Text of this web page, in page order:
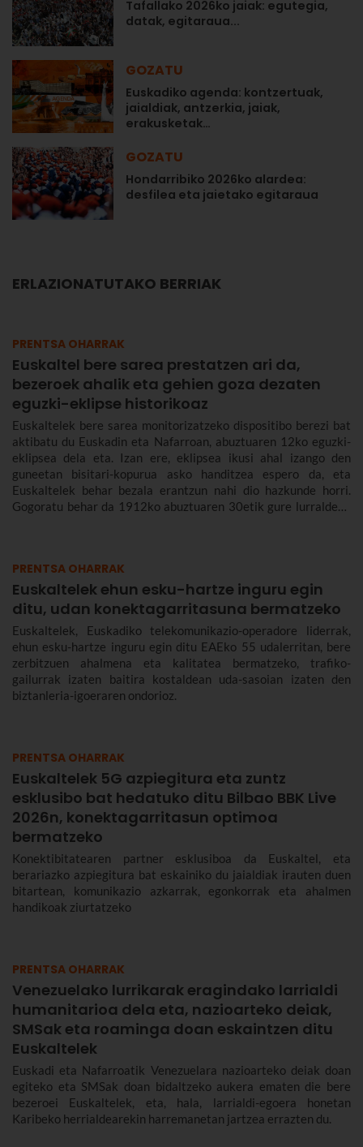
Tafallako 2026ko jaiak: egutegia,
datak, egitaraua...
GOZATU
Euskadiko agenda: kontzertuak,
jaialdiak, antzerkia, jaiak,
erakusketak…
GOZATU
Hondarribiko 2026ko alardea:
desfilea eta jaietako egitaraua
ERLAZIONATUTAKO BERRIAK
PRENTSA OHARRAK
Euskaltel bere sarea prestatzen ari da,
bezeroek ahalik eta gehien goza dezaten
eguzki-eklipse historikoaz
Euskaltelek bere sarea monitorizatzeko dispositibo berezi bat
aktibatu du Euskadin eta Nafarroan, abuztuaren 12ko eguzki-
eklipsea dela eta. Izan ere, eklipsea ikusi ahal izango den
guneetan bisitari-kopurua asko handitzea espero da, eta
Euskaltelek behar bezala erantzun nahi dio hazkunde horri.
Gogoratu behar da 1912ko abuztuaren 30etik gure lurraldean
PRENTSA OHARRAK
Euskaltelek ehun esku-hartze inguru egin
ditu, udan konektagarritasuna bermatzeko
Euskaltelek, Euskadiko telekomunikazio-operadore liderrak,
ehun esku-hartze inguru egin ditu EAEko 55 udalerritan, bere
zerbitzuen ahalmena eta kalitatea bermatzeko, trafiko-
gailurrak izaten baitira kostaldean uda-sasoian izaten den
biztanleria-igoeraren ondorioz.
PRENTSA OHARRAK
Euskaltelek 5G azpiegitura eta zuntz
esklusibo bat hedatuko ditu Bilbao BBK Live
2026n, konektagarritasun optimoa
bermatzeko
Konektibitatearen partner esklusiboa da Euskaltel, eta
berariazko azpiegitura bat eskainiko du jaialdiak irauten duen
bitartean, komunikazio azkarrak, egonkorrak eta ahalmen
handikoak ziurtatzeko
PRENTSA OHARRAK
Venezuelako lurrikarak eragindako larrialdi
humanitarioa dela eta, nazioarteko deiak,
SMSak eta roaminga doan eskaintzen ditu
Euskaltelek
Euskadi eta Nafarroatik Venezuelara nazioarteko deiak doan
egiteko eta SMSak doan bidaltzeko aukera ematen die bere
bezeroei Euskaltelek, eta, hala, larrialdi-egoera honetan
Karibeko herrialdearekin harremanetan jartzea errazten du.